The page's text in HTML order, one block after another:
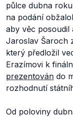
půlce dubna
na podání
aby věc posoudil
Jaroslav Šaroch
který předložil
Erazímovi k
prezentován do
rozhodnutí
Od poloviny